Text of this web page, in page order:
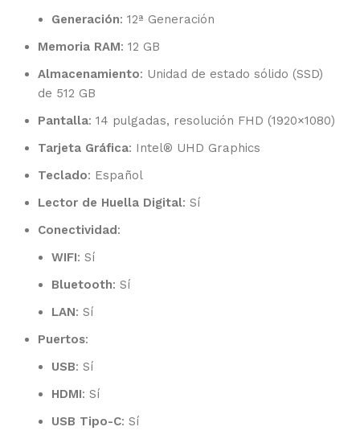
Generación: 12ª Generación
Memoria RAM: 12 GB
Almacenamiento: Unidad de estado sólido (SSD)
de 512 GB
Pantalla: 14 pulgadas, resolución FHD (1920×1080)
Tarjeta Gráfica: Intel® UHD Graphics
Teclado: Español
Lector de Huella Digital: Sí
Conectividad:
WIFI: Sí
Bluetooth: Sí
LAN: Sí
Puertos:
USB: Sí
HDMI: Sí
USB Tipo-C: Sí